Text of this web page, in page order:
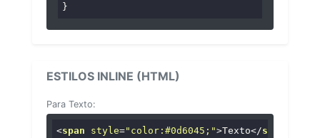
}
ESTILOS INLINE (HTML)
Para Texto:
<span style="color:#0d6045;">Texto</span